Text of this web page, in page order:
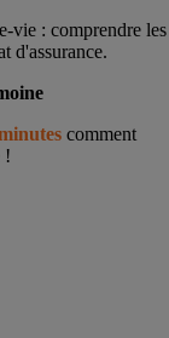
comment
!